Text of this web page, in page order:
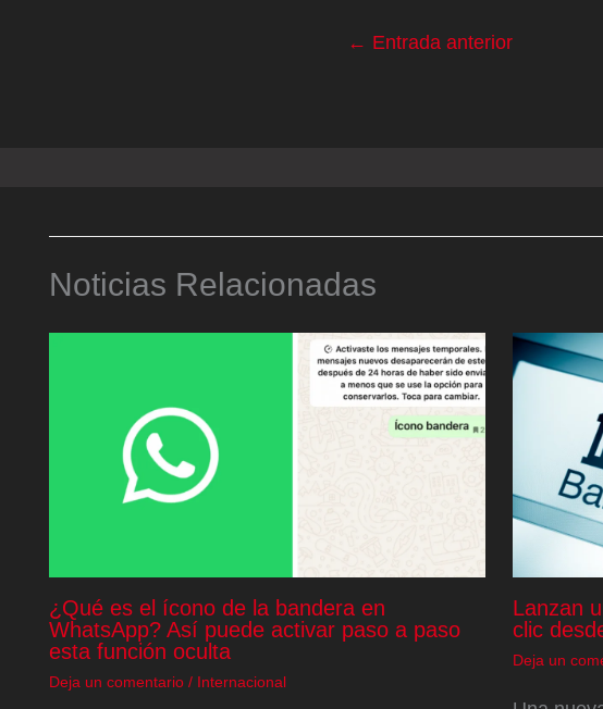
← Entrada anterior
Noticias Relacionadas
¿Qué es el ícono de la bandera en
WhatsApp? Así puede activar paso a paso
esta función oculta
Deja un comentario / Internacional
Lanzan
clic
Deja un